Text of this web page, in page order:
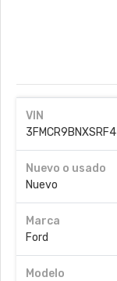
VIN
Nuevo o usado
Nuevo
Marca
Ford
Modelo